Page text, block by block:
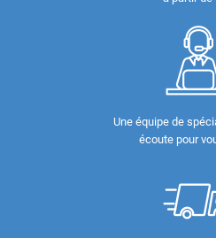
Une équipe de
écoute pour